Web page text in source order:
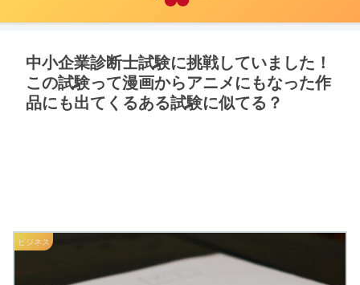
中小企業診断士試験に挑戦していました！
この試験って漫画からアニメにもなった作
品にも出てくるある試験に似てる？
ビジネス